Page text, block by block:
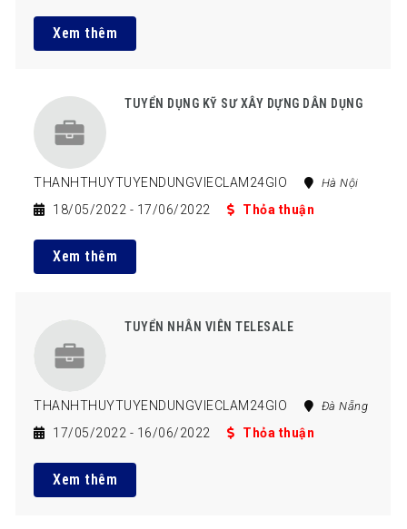
Xem thêm
TUYỂN DỤNG KỸ SƯ XÂY DỰNG DÂN DỤNG
THANHTHUYTUYENDUNGVIECLAM24GIO Hà Nội
18/05/2022 - 17/06/2022 Thỏa thuận
Xem thêm
TUYỂN NHÂN VIÊN TELESALE
THANHTHUYTUYENDUNGVIECLAM24GIO Đà Nẵng
17/05/2022 - 16/06/2022 Thỏa thuận
Xem thêm